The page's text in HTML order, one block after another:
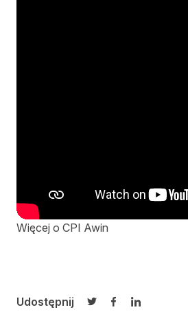
Więcej o CPI Awin
Udostępnij
Udostępnij na
Udostępnij na
Udostępnij